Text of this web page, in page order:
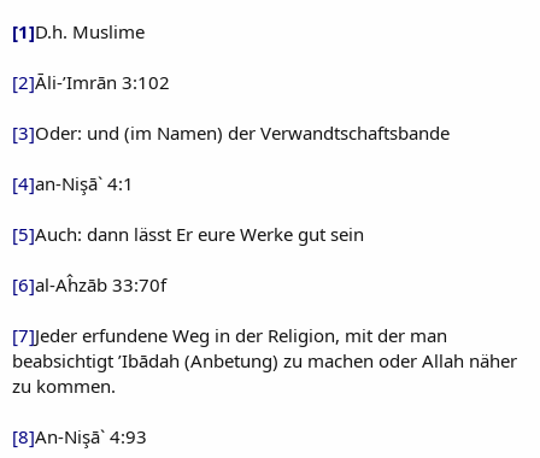
[1]D.h. Muslime
[2]Āli-’Imrān 3:102
[3]Oder: und (im Namen) der Verwandtschaftsbande
[4]an-Nişā` 4:1
[5]Auch: dann lässt Er eure Werke gut sein
[6]al-Aĥzāb 33:70f
[7]Jeder erfundene Weg in der Religion, mit der man
beabsichtigt ’Ibādah (Anbetung) zu machen oder Allah näher
zu kommen.
[8]An-Nişā` 4:93